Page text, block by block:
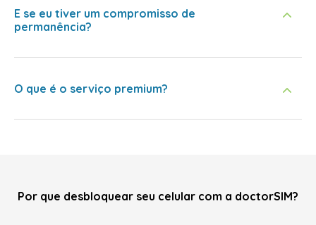
E se eu tiver um compromisso de
permanência?
O que é o serviço premium?
Por que desbloquear seu celular com a doctorSIM?